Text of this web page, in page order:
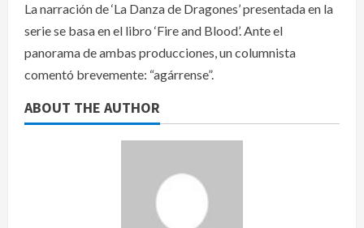
La narración de ‘La Danza de Dragones’ presentada en la
serie se basa en el libro ‘Fire and Blood’. Ante el
panorama de ambas producciones, un columnista
comentó brevemente: “agárrense”.
ABOUT THE AUTHOR